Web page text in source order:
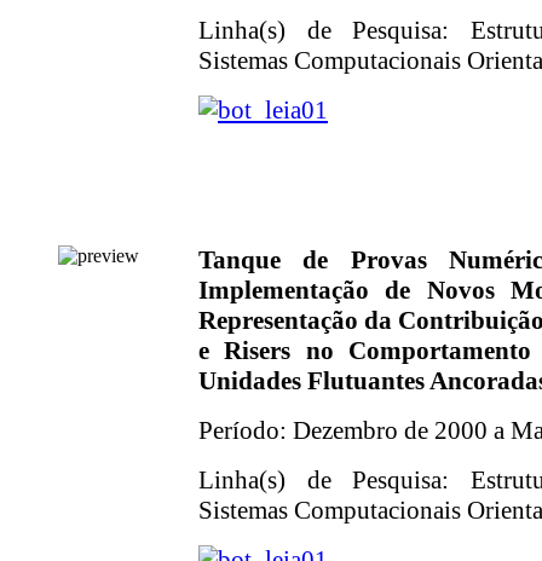
Linha(s) de Pesquisa:
Sistemas Computacionais
Tanque de Provas
Implementação de Novos
Representação da
e Risers no
Unidades Flutuantes
Período: Dezembro de 2000 a
Linha(s) de Pesquisa:
Sistemas Computacionais